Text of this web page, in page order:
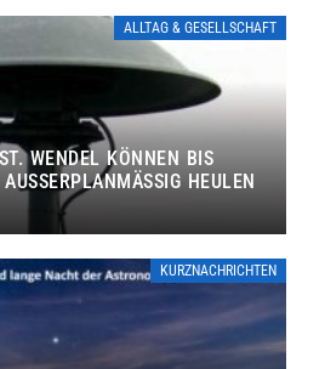
ALLTAG & GESELLSCHAFT
WENDEL KÖNNEN BIS
HEULEN
KURZNACHRICHTEN